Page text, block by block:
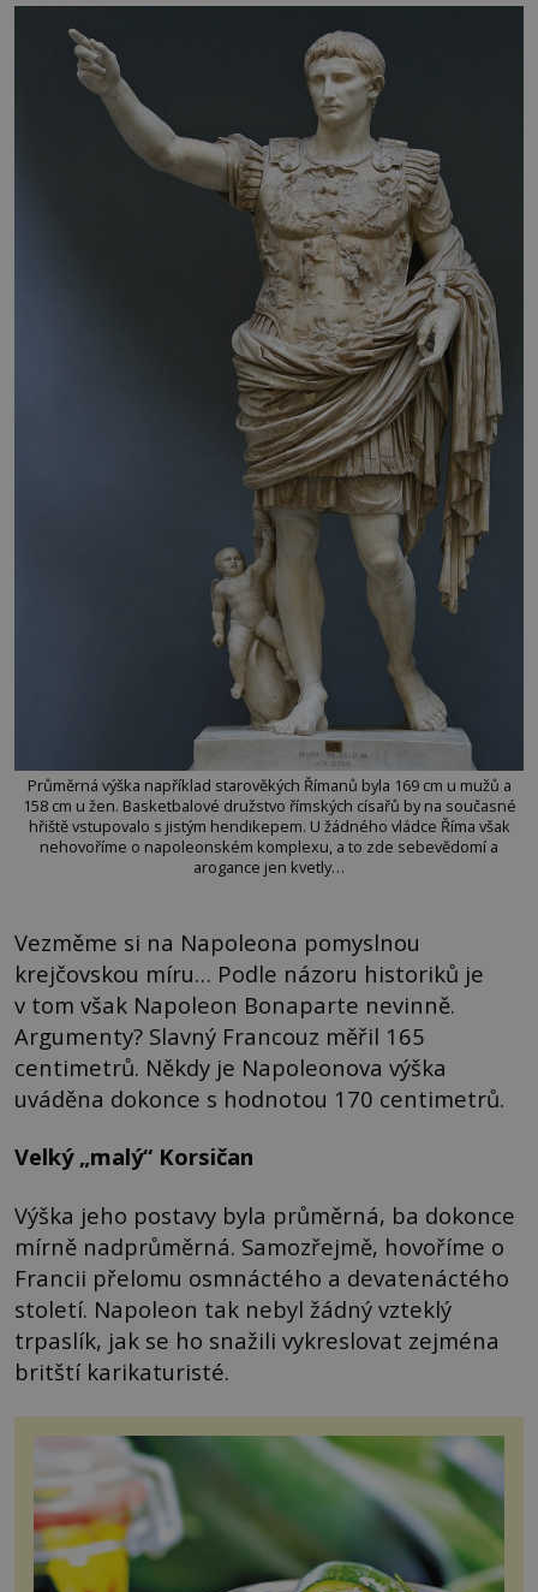
Průměrná výška například starověkých Římanů byla 169 cm u mužů a
158 cm u žen. Basketbalové družstvo římských císařů by na současné
hřiště vstupovalo s jistým hendikepem. U žádného vládce Říma však
nehovoříme o napoleonském komplexu, a to zde sebevědomí a
arogance jen kvetly…
Vezměme si na Napoleona pomyslnou
krejčovskou míru… Podle názoru historiků je
v tom však Napoleon Bonaparte nevinně.
Argumenty? Slavný Francouz měřil 165
centimetrů. Někdy je Napoleonova výška
uváděna dokonce s hodnotou 170 centimetrů.
Velký „malý“ Korsičan
Výška jeho postavy byla průměrná, ba dokonce
mírně nadprůměrná. Samozřejmě, hovoříme o
Francii přelomu osmnáctého a devatenáctého
století. Napoleon tak nebyl žádný vzteklý
trpaslík, jak se ho snažili vykreslovat zejména
britští karikaturisté.